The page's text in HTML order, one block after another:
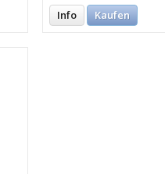
Info Kaufen